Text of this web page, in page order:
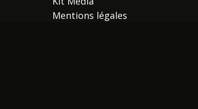
Mentions légales